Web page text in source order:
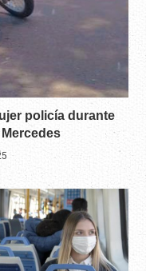
policía durante